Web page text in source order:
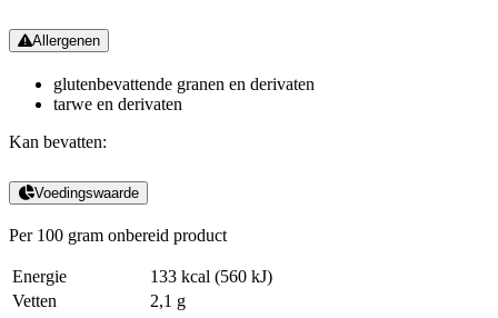
Allergenen
glutenbevattende granen en derivaten
tarwe en derivaten
Kan bevatten:
Voedingswaarde
Per 100 gram onbereid product
Energie 133 kcal (560 kJ)
Vetten
2,1 g